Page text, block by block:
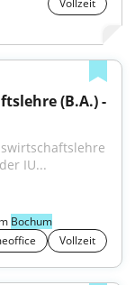
Vollzeit
(B.A.) -
IU...
Bochum
Vollzeit